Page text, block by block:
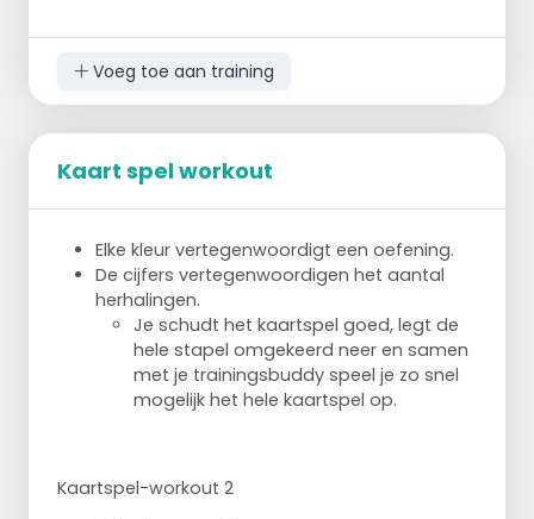
Je maakt tweetallen.
zaal te lopen met een bal.
Ongeveer elke minuut maak je het een tikje
sneller.
We gaan dus langzaam werken van een
rustig hardloop tempo naar een sprint
tempo.
Er kan ook gekozen worden om
Voorbeelden hiervan zijn:
Voeg toe aan training
Kaart spel workout
Elke kleur vertegenwoordigt een oefening.
De cijfers vertegenwoordigen het aantal
herhalingen.
Je schudt het kaartspel goed, legt de
hele stapel omgekeerd neer en samen
met je trainingsbuddy speel je zo snel
mogelijk het hele kaartspel op.
Kaartspel-workout 2